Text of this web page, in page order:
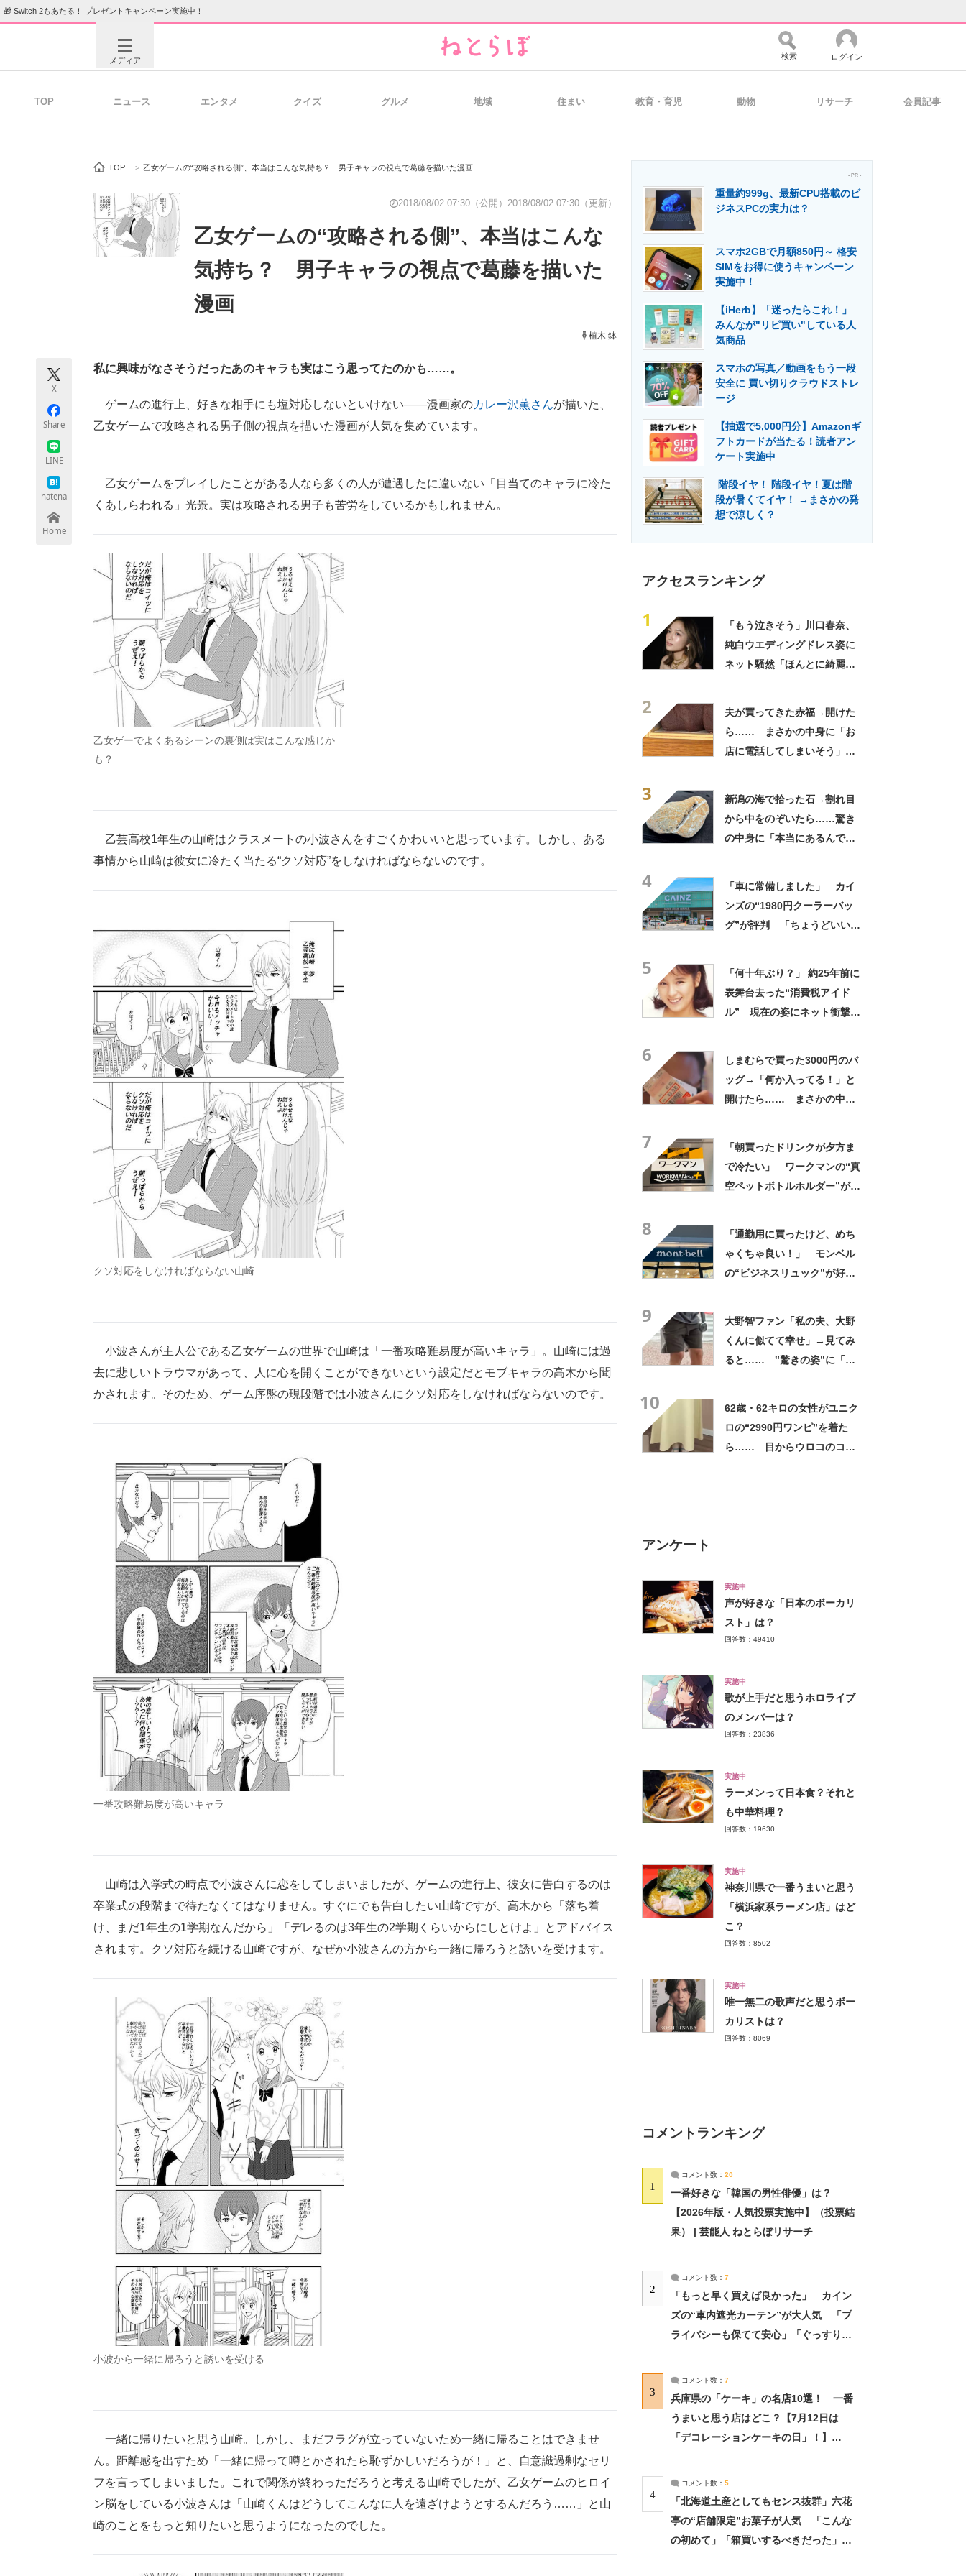
🎁 Switch 2もあたる！ プレゼントキャンペーン実施中！
メディア
ビジネスと働き方のヒント 経営リーダーのコミュニティ マーケ×ITの今がよく分かる
ITエンジニア向け専門サイト 企業向けIT製品の総合サイト IT製品の技術・比較・事例 製造業のIT導入・活用を支援
エネルギーの専門メディア 建設×テクノロジーの最前線
ちょっと気になるネットの話題
検索 ログイン
TOP ニュース エンタメ クイズ グルメ 地域 住まい 教育・育児 動物 リサーチ 会員記事
TOP > 乙女ゲームの“攻略される側”、本当はこんな気持ち？ 男子キャラの視点で葛藤を描いた漫画
2018/08/02 07:30（公開） 2018/08/02 07:30（更新）
乙女ゲームの“攻略される側”、本当はこんな
気持ち？ 男子キャラの視点で葛藤を描いた
漫画
植木 鉢
X
Share
LINE
hatena
Home
私に興味がなさそうだったあのキャラも実はこう思ってたのかも……。
ゲームの進行上、好きな相手にも塩対応しないといけない――漫画家のカレー沢薫さんが描いた、
乙女ゲームで攻略される男子側の視点を描いた漫画が人気を集めています。
乙女ゲームをプレイしたことがある人なら多くの人が遭遇したに違いない「目当てのキャラに冷た
くあしらわれる」光景。実は攻略される男子も苦労をしているかもしれません。
乙女ゲーでよくあるシーンの裏側は実はこんな感じか
も？
乙芸高校1年生の山崎はクラスメートの小波さんをすごくかわいいと思っています。しかし、ある
事情から山崎は彼女に冷たく当たる“クソ対応”をしなければならないのです。
クソ対応をしなければならない山崎
小波さんが主人公である乙女ゲームの世界で山崎は「一番攻略難易度が高いキャラ」。山崎には過
去に悲しいトラウマがあって、人に心を開くことができないという設定だとモブキャラの高木から聞
かされます。そのため、ゲーム序盤の現段階では小波さんにクソ対応をしなければならないのです。
一番攻略難易度が高いキャラ
山崎は入学式の時点で小波さんに恋をしてしまいましたが、ゲームの進行上、彼女に告白するのは
卒業式の段階まで待たなくてはなりません。すぐにでも告白したい山崎ですが、高木から「落ち着
け、まだ1年生の1学期なんだから」「デレるのは3年生の2学期くらいからにしとけよ」とアドバイス
されます。クソ対応を続ける山崎ですが、なぜか小波さんの方から一緒に帰ろうと誘いを受けます。
小波から一緒に帰ろうと誘いを受ける
一緒に帰りたいと思う山崎。しかし、まだフラグが立っていないため一緒に帰ることはできませ
ん。距離感を出すため「一緒に帰って噂とかされたら恥ずかしいだろうが！」と、自意識過剰なセリ
フを言ってしまいました。これで関係が終わっただろうと考える山崎でしたが、乙女ゲームのヒロイ
ン脳をしている小波さんは「山崎くんはどうしてこんなに人を遠ざけようとするんだろう……」と山
崎のことをもっと知りたいと思うようになったのでした。
- PR -
重量約999g、最新CPU搭載のビ
ジネスPCの実力は？
スマホ2GBで月額850円～ 格安
SIMをお得に使うキャンペーン
実施中！
【iHerb】「迷ったらこれ！」
みんなが"リピ買い"している人
気商品
スマホの写真／動画をもう一段
安全に 買い切りクラウドストレ
ージ
【抽選で5,000円分】Amazonギ
フトカードが当たる！読者アン
ケート実施中
階段イヤ！ 階段イヤ！夏は階
段が暑くてイヤ！ →まさかの発
想で涼しく？
アクセスランキング
1
「もう泣きそう」川口春奈、
純白ウエディングドレス姿に
ネット騒然「ほんとに綺麗」
2
夫が買ってきた赤福→開けた
ら…… まさかの中身に「お
店に電話してしまいそう」
3
新潟の海で拾った石→割れ目
から中をのぞいたら……驚き
の中身に「本当にあるんです
4
「車に常備しました」 カイ
ンズの“1980円クーラーバッ
グ”が評判 「ちょうどいい大
5
「何十年ぶり？」 約25年前に
表舞台去った“消費税アイド
ル” 現在の姿にネット衝撃
6
しまむらで買った3000円のバ
ッグ→「何か入ってる！」と
開けたら…… まさかの中身
7
「朝買ったドリンクが夕方ま
で冷たい」 ワークマンの“真
空ペットボトルホルダー”が大
8
「通勤用に買ったけど、めち
ゃくちゃ良い！」 モンベル
の“ビジネスリュック”が好
9
大野智ファン「私の夫、大野
くんに似てて幸せ」→見てみ
ると…… ‟驚きの姿”に「最
10
62歳・62キロの女性がユニク
ロの“2990円ワンピ”を着た
ら…… 目からウロコのコー
アンケート
実施中
声が好きな「日本のボーカリ
スト」は？
回答数：49410
実施中
歌が上手だと思うホロライブ
のメンバーは？
回答数：23836
実施中
ラーメンって日本食？それと
も中華料理？
回答数：19630
実施中
神奈川県で一番うまいと思う
「横浜家系ラーメン店」はど
こ？
回答数：8502
実施中
唯一無二の歌声だと思うボー
カリストは？
回答数：8069
コメントランキング
1
コメント数： 20
一番好きな「韓国の男性俳優」は？
【2026年版・人気投票実施中】（投票結
果） | 芸能人 ねとらぼリサーチ
2
コメント数： 7
「もっと早く買えば良かった」 カイン
ズの“車内遮光カーテン”が大人気 「プ
ライバシーも保てて安心」「ぐっすり眠
3
コメント数： 7
兵庫県の「ケーキ」の名店10選！ 一番
うまいと思う店はどこ？【7月12日は
「デコレーションケーキの日」！】
4
コメント数： 5
「北海道土産としてもセンス抜群」六花
亭の“店舗限定”お菓子が人気 「こんな
の初めて」「箱買いするべきだった」